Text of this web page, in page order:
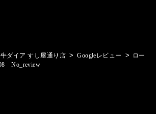
ダイア すし屋通り店 > Googleレビュー >
ロー
No_review